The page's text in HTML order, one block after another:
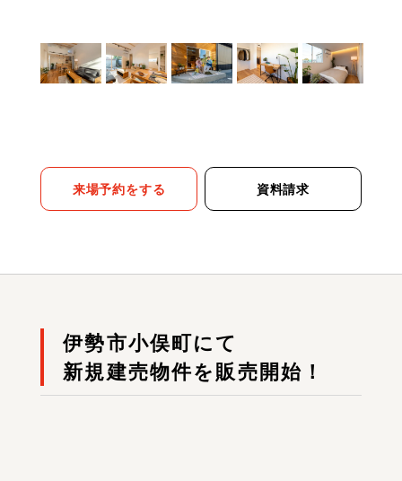
来場予約をする 資料請求
伊勢市小俣町にて
新規建売物件を販売開始！